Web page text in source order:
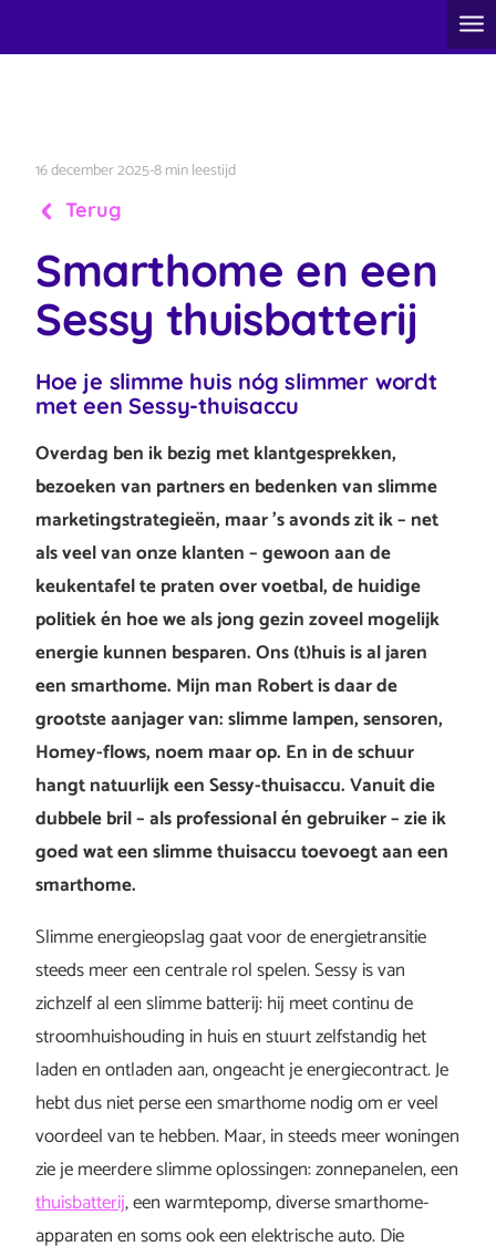
16 december 2025-8 min leestijd
Terug
Smarthome en een
Sessy thuisbatterij
Hoe je slimme huis nóg slimmer wordt
met een Sessy-thuisaccu
Overdag ben ik bezig met klantgesprekken,
bezoeken van partners en bedenken van slimme
marketingstrategieën, maar ’s avonds zit ik – net
als veel van onze klanten – gewoon aan de
keukentafel te praten over voetbal, de huidige
politiek én hoe we als jong gezin zoveel mogelijk
energie kunnen besparen. Ons (t)huis is al jaren
een smarthome. Mijn man Robert is daar de
grootste aanjager van: slimme lampen, sensoren,
Homey-flows, noem maar op. En in de schuur
hangt natuurlijk een Sessy-thuisaccu. Vanuit die
dubbele bril – als professional én gebruiker – zie ik
goed wat een slimme thuisaccu toevoegt aan een
smarthome.
Slimme energieopslag gaat voor de energietransitie
steeds meer een centrale rol spelen. Sessy is van
zichzelf al een slimme batterij: hij meet continu de
stroomhuishouding in huis en stuurt zelfstandig het
laden en ontladen aan, ongeacht je energiecontract. Je
hebt dus niet perse een smarthome nodig om er veel
voordeel van te hebben. Maar, in steeds meer woningen
zie je meerdere slimme oplossingen: zonnepanelen, een
thuisbatterij, een warmtepomp, diverse smarthome-
apparaten en soms ook een elektrische auto. Die